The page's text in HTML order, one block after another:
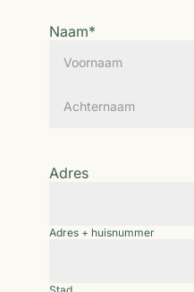
Naam*
Adres
Adres + huisnummer